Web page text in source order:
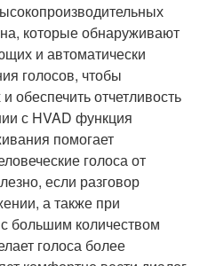
которые обнаруживают
и автоматически
голосов, чтобы
обеспечить отчетливость
с HVAD функция
помогает
голоса от
если разговор
а также при
большим количеством
голоса более